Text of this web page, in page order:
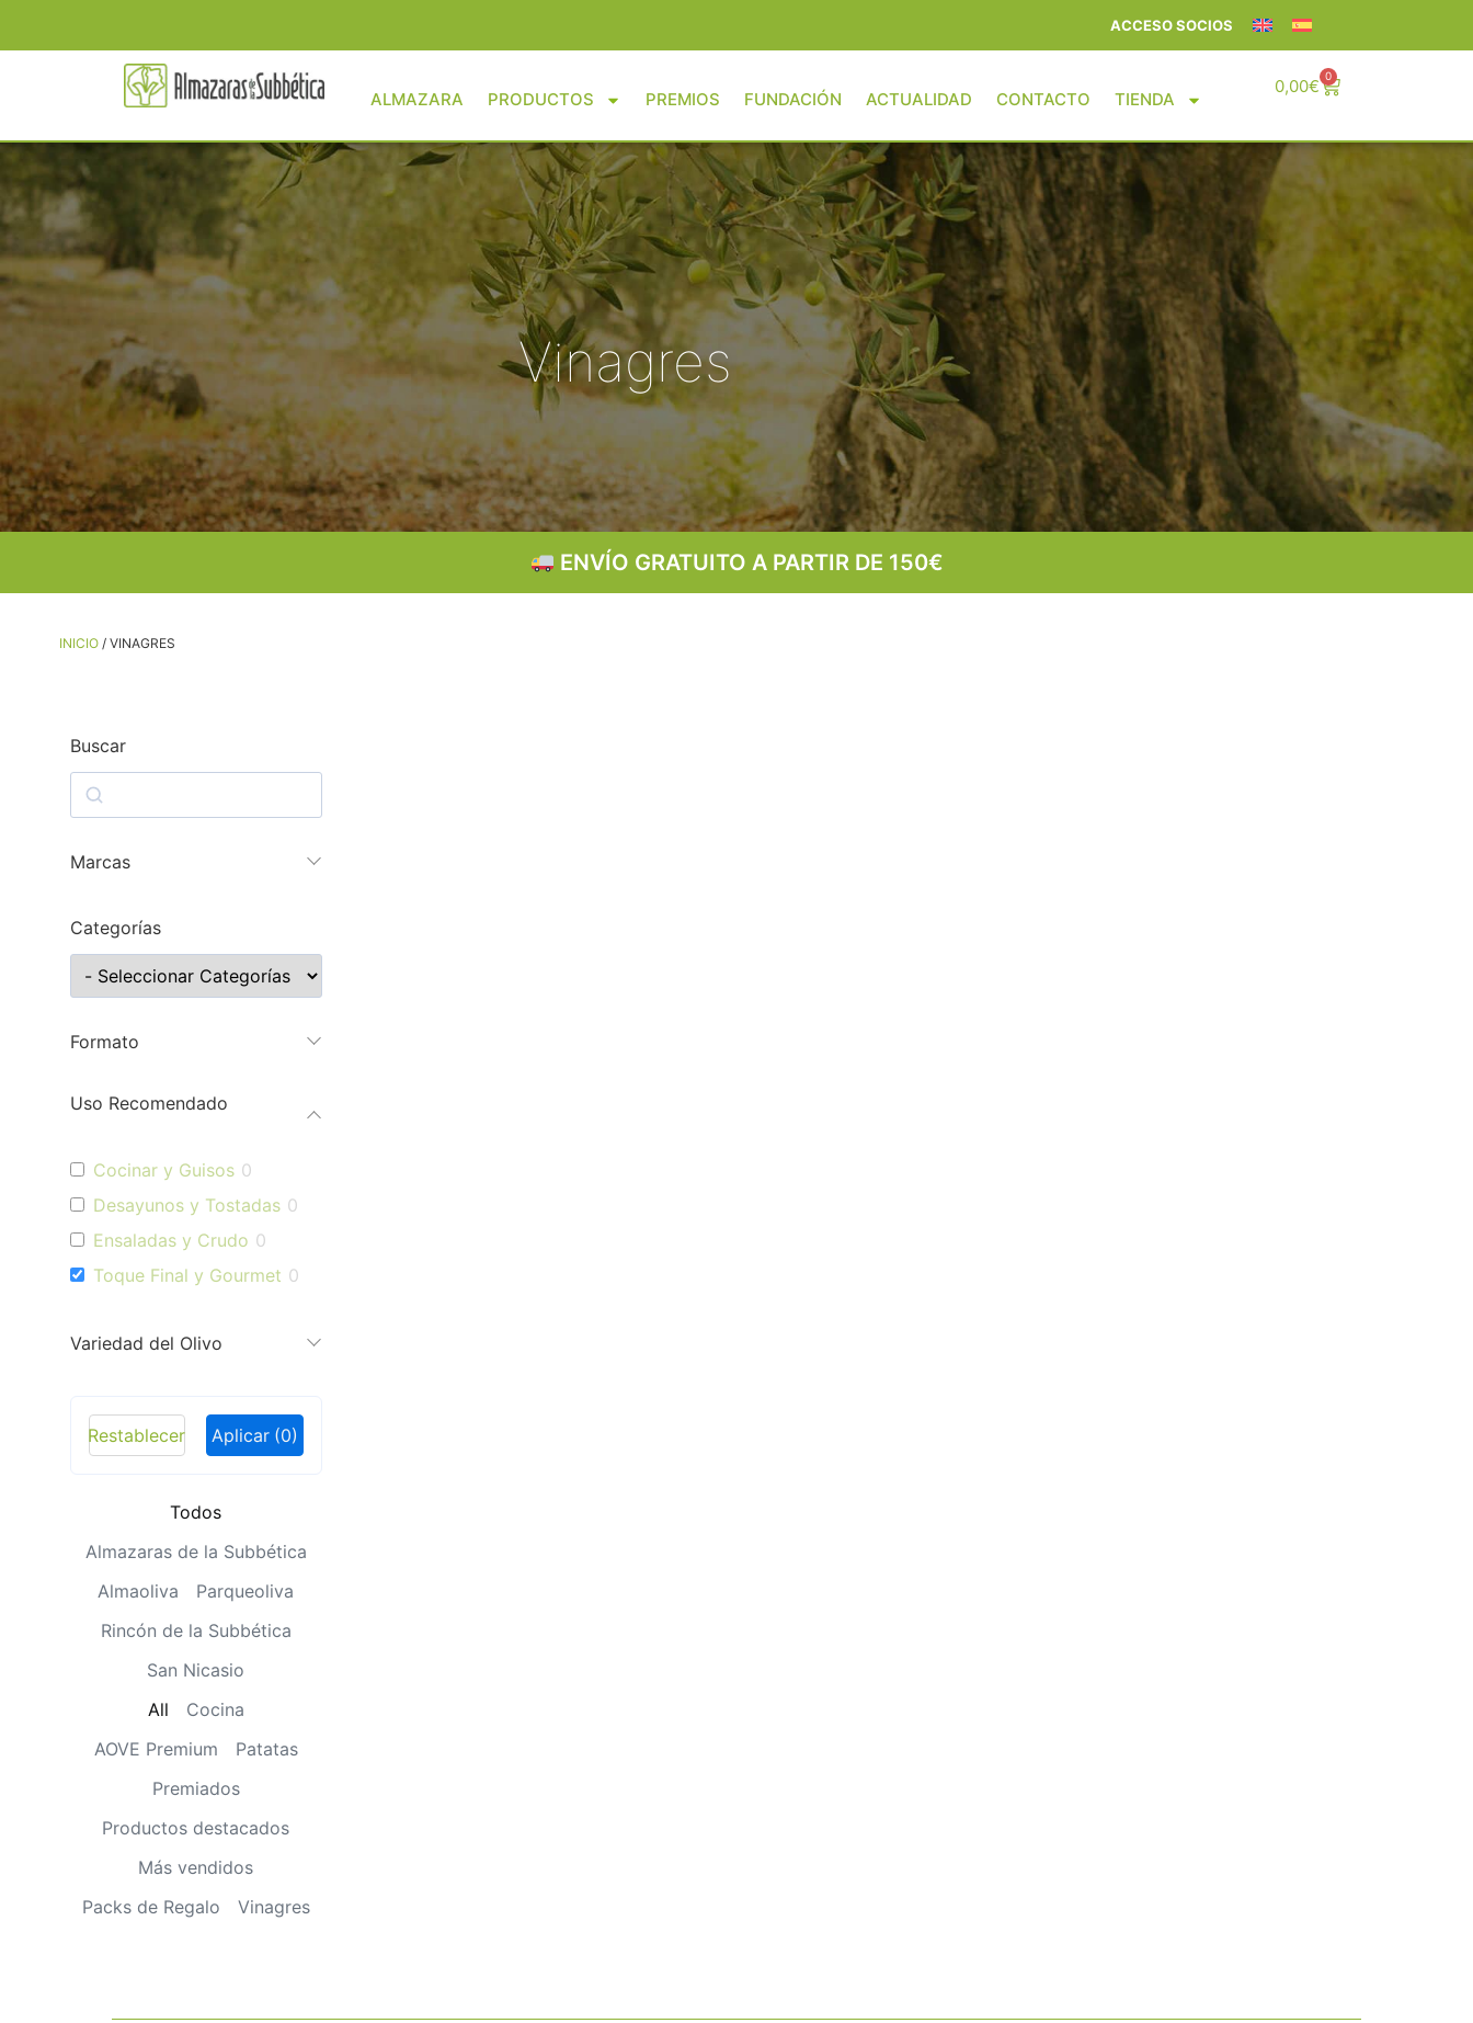
ACCESO SOCIOS
ALMAZARA PRODUCTOS PREMIOS FUNDACIÓN ACTUALIDAD CONTACTO TIENDA
0,00€ 0
Vinagres
ENTREGA EN 24–72 h
INICIO/ VINAGRES
Buscar
Marcas
Categorías
Formato
Uso Recomendado
Cocinar y Guisos 0
Desayunos y Tostadas 0
Ensaladas y Crudo 0
Toque Final y Gourmet 0
Variedad del Olivo
Aplicar (0)
Restablecer
Almazaras de la Subbética
Almaoliva
Parqueoliva
Rincón de la Subbética
San Nicasio
Todos
Cocina
AOVE Premium
Patatas
Premiados
Productos destacados
Más vendidos
Packs de Regalo
Vinagres
All